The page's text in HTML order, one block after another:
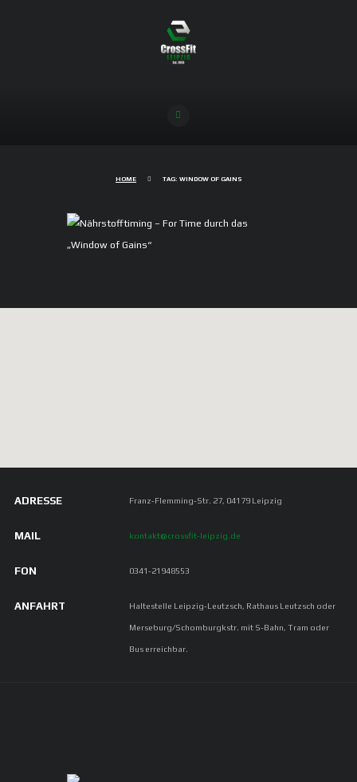
HOME TAG: WINDOW OF GAINS
Nährstofftiming – For Time durch
ADRESSE Franz-Flemming-Str. 27, 04179 Leipzig
MAIL kontakt@crossfit-leipzig.de
FON 0341-21948553
ANFAHRT Haltestelle Leipzig-Leutzsch, Rathaus Leutzsch oder
Merseburg/Schomburgkstr. mit S-Bahn, Tram oder
Bus erreichbar.